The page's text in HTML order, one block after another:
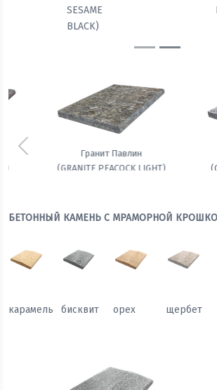
BROWN)
Гранит Белла
(GRANITE BELLA WHITE)
Предыдущий
БЕТОННЫЙ КАМЕНЬ С МРАМОРНОЙ
карамель бисквит орех щербет